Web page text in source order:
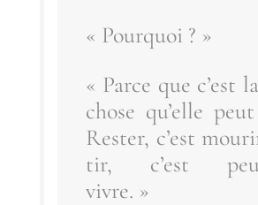
« Pour­quoi ? »
« Parce que c’est
chose qu’elle
Res­ter, c’est
tir, c’est
vivre. »